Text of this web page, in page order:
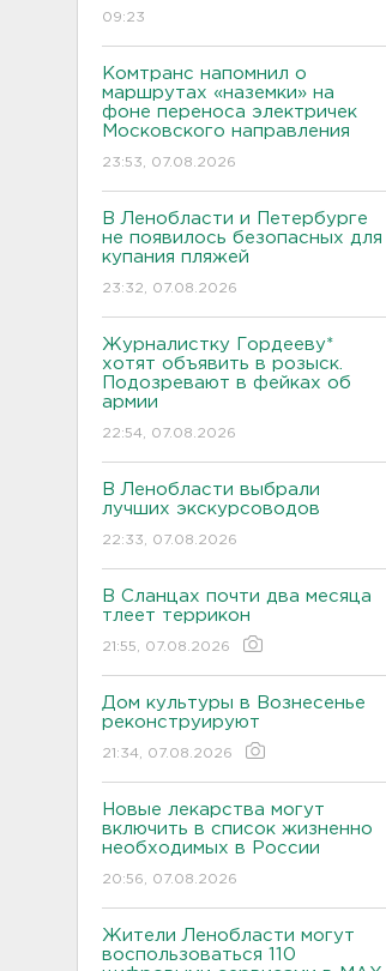
09:23
Комтранс напомнил о
маршрутах «наземки» на
фоне переноса электричек
Московского направления
23:53, 07.08.2026
В Ленобласти и Петербурге
не появилось безопасных для
купания пляжей
23:32, 07.08.2026
Журналистку Гордееву*
хотят объявить в розыск.
Подозревают в фейках об
армии
22:54, 07.08.2026
В Ленобласти выбрали
лучших экскурсоводов
22:33, 07.08.2026
В Сланцах почти два месяца
тлеет террикон
21:55, 07.08.2026
Дом культуры в Вознесенье
реконструируют
21:34, 07.08.2026
Новые лекарства могут
включить в список жизненно
необходимых в России
20:56, 07.08.2026
Жители Ленобласти могут
воспользоваться 110